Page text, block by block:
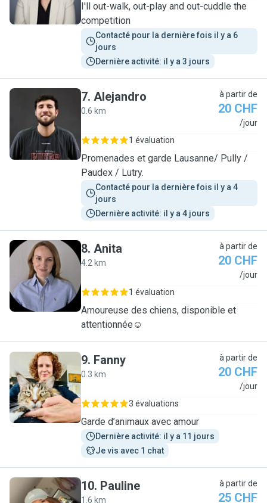
I'll out-walk, out-play and out-cuddle the
competition
Contacté pour la dernière fois il y a 6
jours
Dernière activité: il y a 3 jours
A
7. Alejandro
0.6 km
à partir de
20 CHF
/jour
1 évaluation
Promenades et garde Lausanne/ Pully /
Paudex / Lutry.
Contacté pour la dernière fois il y a 4
jours
Dernière activité: il y a 4 jours
A
8. Anita
4.2 km
à partir de
20 CHF
/jour
1 évaluation
Amoureuse des chiens, disponible et
attentionnée☺️
F
9. Fanny
0.3 km
à partir de
20 CHF
/jour
3 évaluations
Garde d’animaux avec amour
Dernière activité: il y a 11 jours
Je vis avec 1 chat
10. Pauline
1.6 km
à partir de
25 CHF